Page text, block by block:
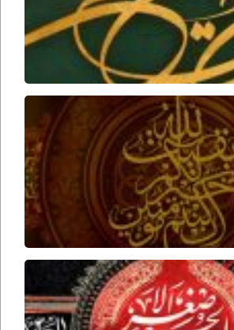
ارواحنا
فداه
زمان
ارواحنا
فداه
برخورد
حسین
علیه